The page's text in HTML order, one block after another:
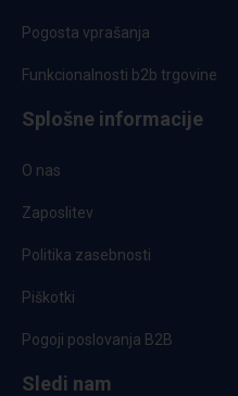
Pogosta vprašanja
Funkcionalnosti b2b trgovine
Splošne informacije
O nas
Zaposlitev
Politika zasebnosti
Piškotki
Pogoji poslovanja B2B
Sledi nam